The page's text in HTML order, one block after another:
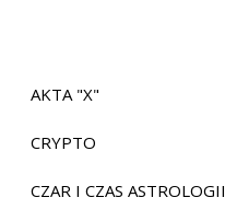
AKTA "X"
CRYPTO
CZAR I CZAS ASTROLOGII